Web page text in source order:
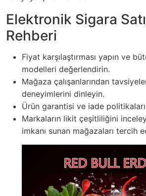
Elektronik Sigara
Rehberi
Fiyat karşılaştırması yapın ve
modelleri değerlendirin.
Mağaza çalışanlarından
deneyimlerini dinleyin.
Ürün garantisi ve iade
Markaların likit çeşitliliğini
imkanı sunan mağazaları tercih